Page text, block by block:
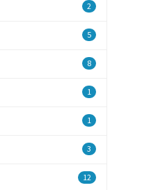
2
5
8
1
1
3
12